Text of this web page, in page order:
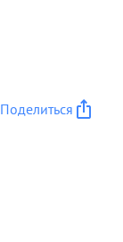
Поделиться